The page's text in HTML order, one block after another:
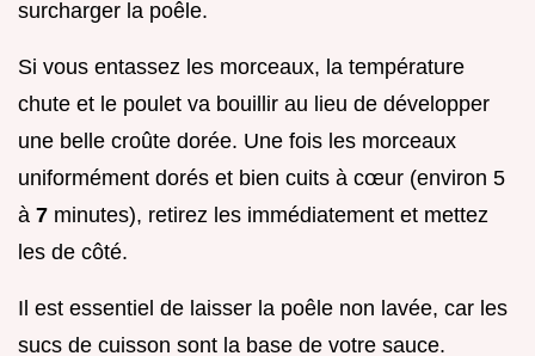
surcharger la poêle.
Si vous entassez les morceaux, la température
chute et le poulet va bouillir au lieu de développer
une belle croûte dorée. Une fois les morceaux
uniformément dorés et bien cuits à cœur (environ 5
à 7 minutes), retirez les immédiatement et mettez
les de côté.
Il est essentiel de laisser la poêle non lavée, car les
sucs de cuisson sont la base de votre sauce.